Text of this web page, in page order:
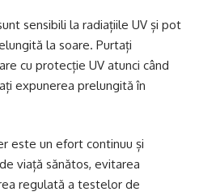
sensibili la radiațiile UV și pot
la soare. Purtați
cu protecție UV atunci când
expunerea prelungită în
este un efort continuu și
viață sănătos, evitarea
regulată a testelor de